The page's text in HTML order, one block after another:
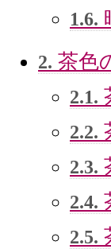
1.6.
2. 茶色
2.1.
2.2.
2.3.
2.4.
2.5.